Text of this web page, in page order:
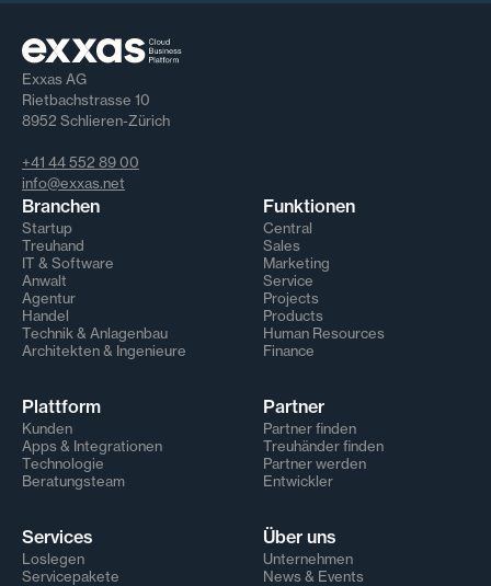
Exxas AG
Rietbachstrasse 10
8952 Schlieren-Zürich
+41 44 552 89 00
info@exxas.net
Branchen
Startup
Treuhand
IT & Software
Anwalt
Agentur
Handel
Technik & Anlagenbau
Architekten & Ingenieure
Funktionen
Central
Sales
Marketing
Service
Projects
Products
Human Resources
Finance
Plattform
Kunden
Apps & Integrationen
Technologie
Beratungsteam
Partner
Partner finden
Treuhänder finden
Partner werden
Entwickler
Services
Loslegen
Servicepakete
Über uns
Unternehmen
News & Events